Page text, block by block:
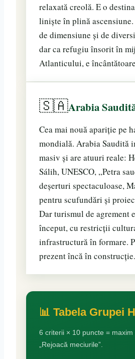
relaxată creolă. E o
liniște în plină
de dimensiune și de
dar ca refugiu însorit în
Atlanticului, e
🇸🇦Arabia
Cea mai nouă apariție pe
mondială. Arabia Saudită
masiv și are atuuri reale:
Sálih, UNESCO, „Petra
deșerturi spectaculoase,
pentru scufundări și
Dar turismul de agrement
început, cu restricții
infrastructură în formare.
prezent încă în construcție.
📊 Tabela Grupei H
6 criterii × 10 puncte = maxim
„Rejoacă meciurile”.